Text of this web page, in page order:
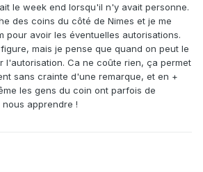
le week end lorsqu'il n'y avait personne.
des coins du côté de Nimes et je me
pour avoir les éventuelles autorisations.
mais je pense que quand on peut le
l'autorisation. Ca ne coûte rien, ça permet
sans crainte d'une remarque, et en +
les gens du coin ont parfois de
apprendre !